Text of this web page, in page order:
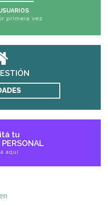
primera vez
tu
aquí